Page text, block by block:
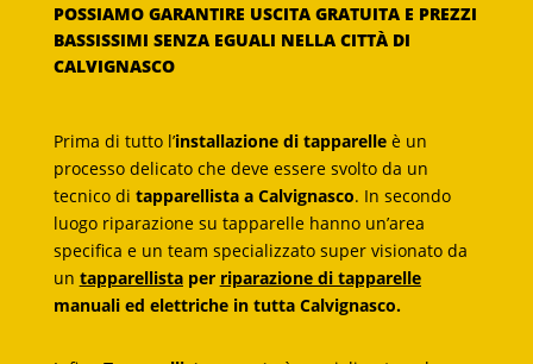
POSSIAMO GARANTIRE USCITA GRATUITA E PREZZI
BASSISSIMI SENZA EGUALI NELLA CITTÀ DI
CALVIGNASCO
Prima di tutto l’installazione di tapparelle è un
processo delicato che deve essere svolto da un
tecnico di tapparellista a Calvignasco. In secondo
luogo riparazione su tapparelle hanno un’area
specifica e un team specializzato super visionato da
un tapparellistaper riparazione di tapparelle
manuali ed elettriche in tutta Calvignasco.